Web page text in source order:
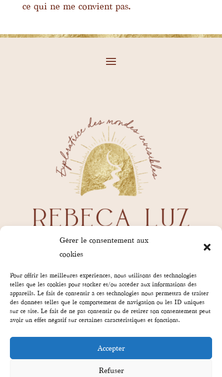
Gérer le consentement aux
cookies
Pour offrir les meilleures expériences, nous utilisons des technologies
telles que les cookies pour stocker et/ou accéder aux informations des
appareils. Le fait de consentir à ces technologies nous permettra de traiter
des données telles que le comportement de navigation ou les ID uniques
sur ce site. Le fait de ne pas consentir ou de retirer son consentement peut
avoir un effet négatif sur certaines caractéristiques et fonctions.
Accepter
Refuser
ce qui ne me convient pas.
rebecaluz.contact@gmail.com
35380 Paimpont